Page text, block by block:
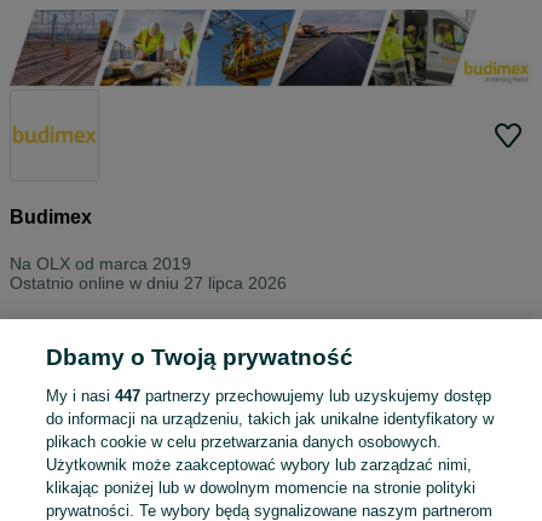
Budimex
Na OLX od marca 2019
Ostatnio online w dniu 27 lipca 2026
Znajdź na tej stronie
Wybierz kategorię
Dbamy o Twoją prywatność
My i nasi447 partnerzy przechowujemy lub uzyskujemy dostęp
do informacji na urządzeniu, takich jak unikalne identyfikatory w
plikach cookie w celu przetwarzania danych osobowych.
Użytkownik może zaakceptować wybory lub zarządzać nimi,
klikając poniżej lub w dowolnym momencie na stronie polityki
prywatności. Te wybory będą sygnalizowane naszym partnerom